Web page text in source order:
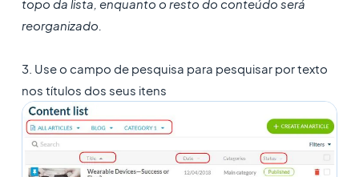
topo da lista, enquanto o resto do conteúdo será
reorganizado.
3. Use o campo de pesquisa para pesquisar por texto
nos títulos dos seus itens